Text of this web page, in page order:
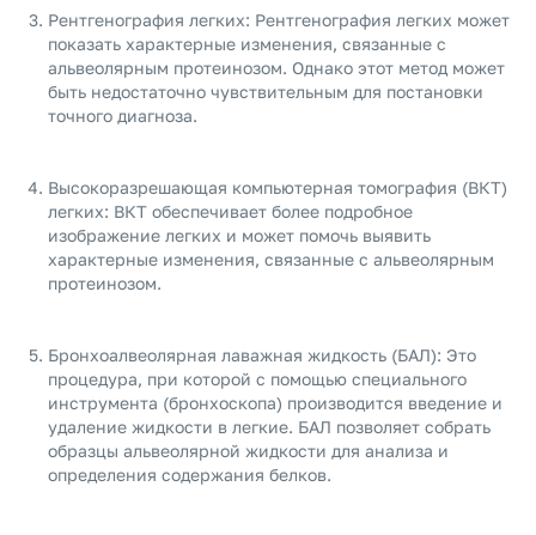
Рентгенография легких: Рентгенография легких может
показать характерные изменения, связанные с
альвеолярным протеинозом. Однако этот метод может
быть недостаточно чувствительным для постановки
точного диагноза.
Высокоразрешающая компьютерная томография (ВКТ)
легких: ВКТ обеспечивает более подробное
изображение легких и может помочь выявить
характерные изменения, связанные с альвеолярным
протеинозом.
Бронхоалвеолярная лаважная жидкость (БАЛ): Это
процедура, при которой с помощью специального
инструмента (бронхоскопа) производится введение и
удаление жидкости в легкие. БАЛ позволяет собрать
образцы альвеолярной жидкости для анализа и
определения содержания белков.